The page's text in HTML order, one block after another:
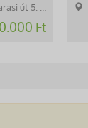
ÜGYFÉLFOGADÁS)
Ft